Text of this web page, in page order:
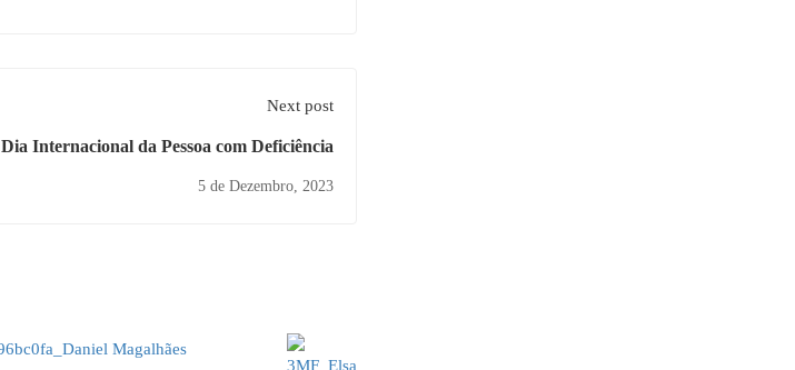
Next post
Dia Internacional da Pessoa com Deficiência
5 de Dezembro, 2023